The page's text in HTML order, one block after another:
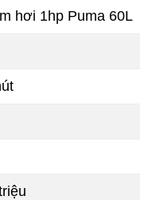
hơi 1hp Puma 60L